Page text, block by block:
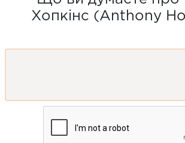
Хопкінс (Anthony